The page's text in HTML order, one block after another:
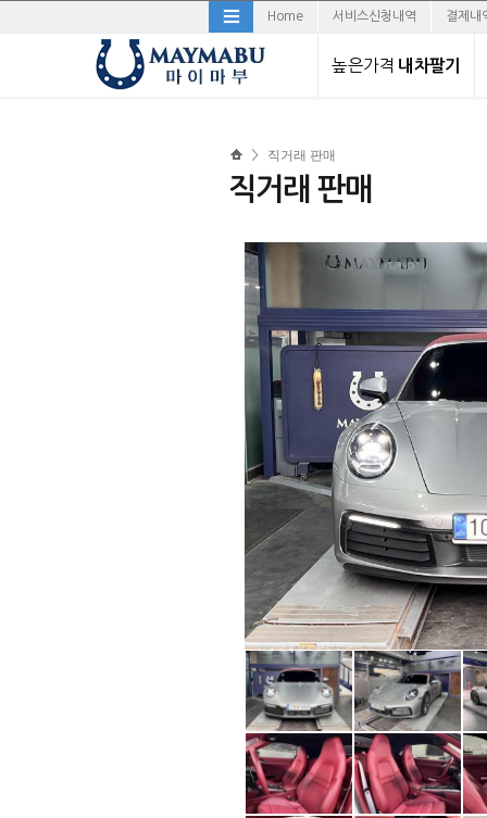
Home 서비스신청내역 결제내
높은가격 내차팔기
> 직거래 판매
직거래 판매